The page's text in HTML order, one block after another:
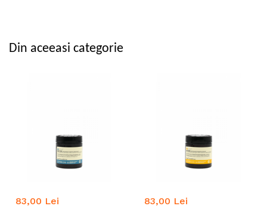
Din aceeasi categorie
83,00 Lei 83,00 Lei